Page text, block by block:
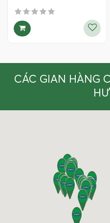
CÁC GIAN HÀNG